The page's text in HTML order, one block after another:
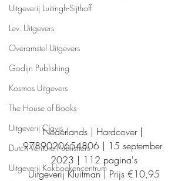
Uitgeverij Luitingh-Sijthoff
Lev. Uitgevers
Overamstel Uitgevers
Godijn Publishing
Kosmos Uitgevers
The House of Books
Uitgeverij Clavis
Dutch Venture Publishers
Uitgeverij Kokboekencentrum
Nederlands | Hardcover |
9789020654806 | 15 september
2023 | 112 pagina's
Uitgeverij Kluitman | Prijs €10,95